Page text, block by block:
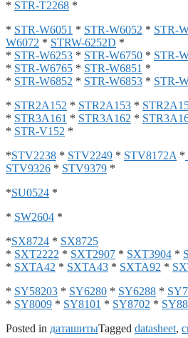
* STR-T2268 *
* STR-W6051 * STR-W6052 * STR-
W6072 * STRW-6252D *
* STR-W6253 * STR-W6750 * STR-
* STR-W6765 * STR-W6851 *
* STR-W6852 * STR-W6853 * STR-
* STR2A152 * STR2A153 *
* STR3A161 * STR3A162 *
* STR-V152 *
*STV2238 * STV2249 * STV8172A *
STV9326 * STV9379 *
*SU0524 *
* SW2604 *
*SX8724 * SX8725
* SXT2222 * SXT2907 * SXT3904 *
* SXTA42 * SXTA43 * SXTA92 *
* SY58203 * SY6280 * SY6288 *
* SY8009 * SY8101 * SY8702 *
Posted in даташитыTagged datasheet,